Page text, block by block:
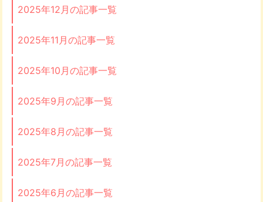
2025年12月の記事一覧
2025年11月の記事一覧
2025年10月の記事一覧
2025年9月の記事一覧
2025年8月の記事一覧
2025年7月の記事一覧
2025年6月の記事一覧